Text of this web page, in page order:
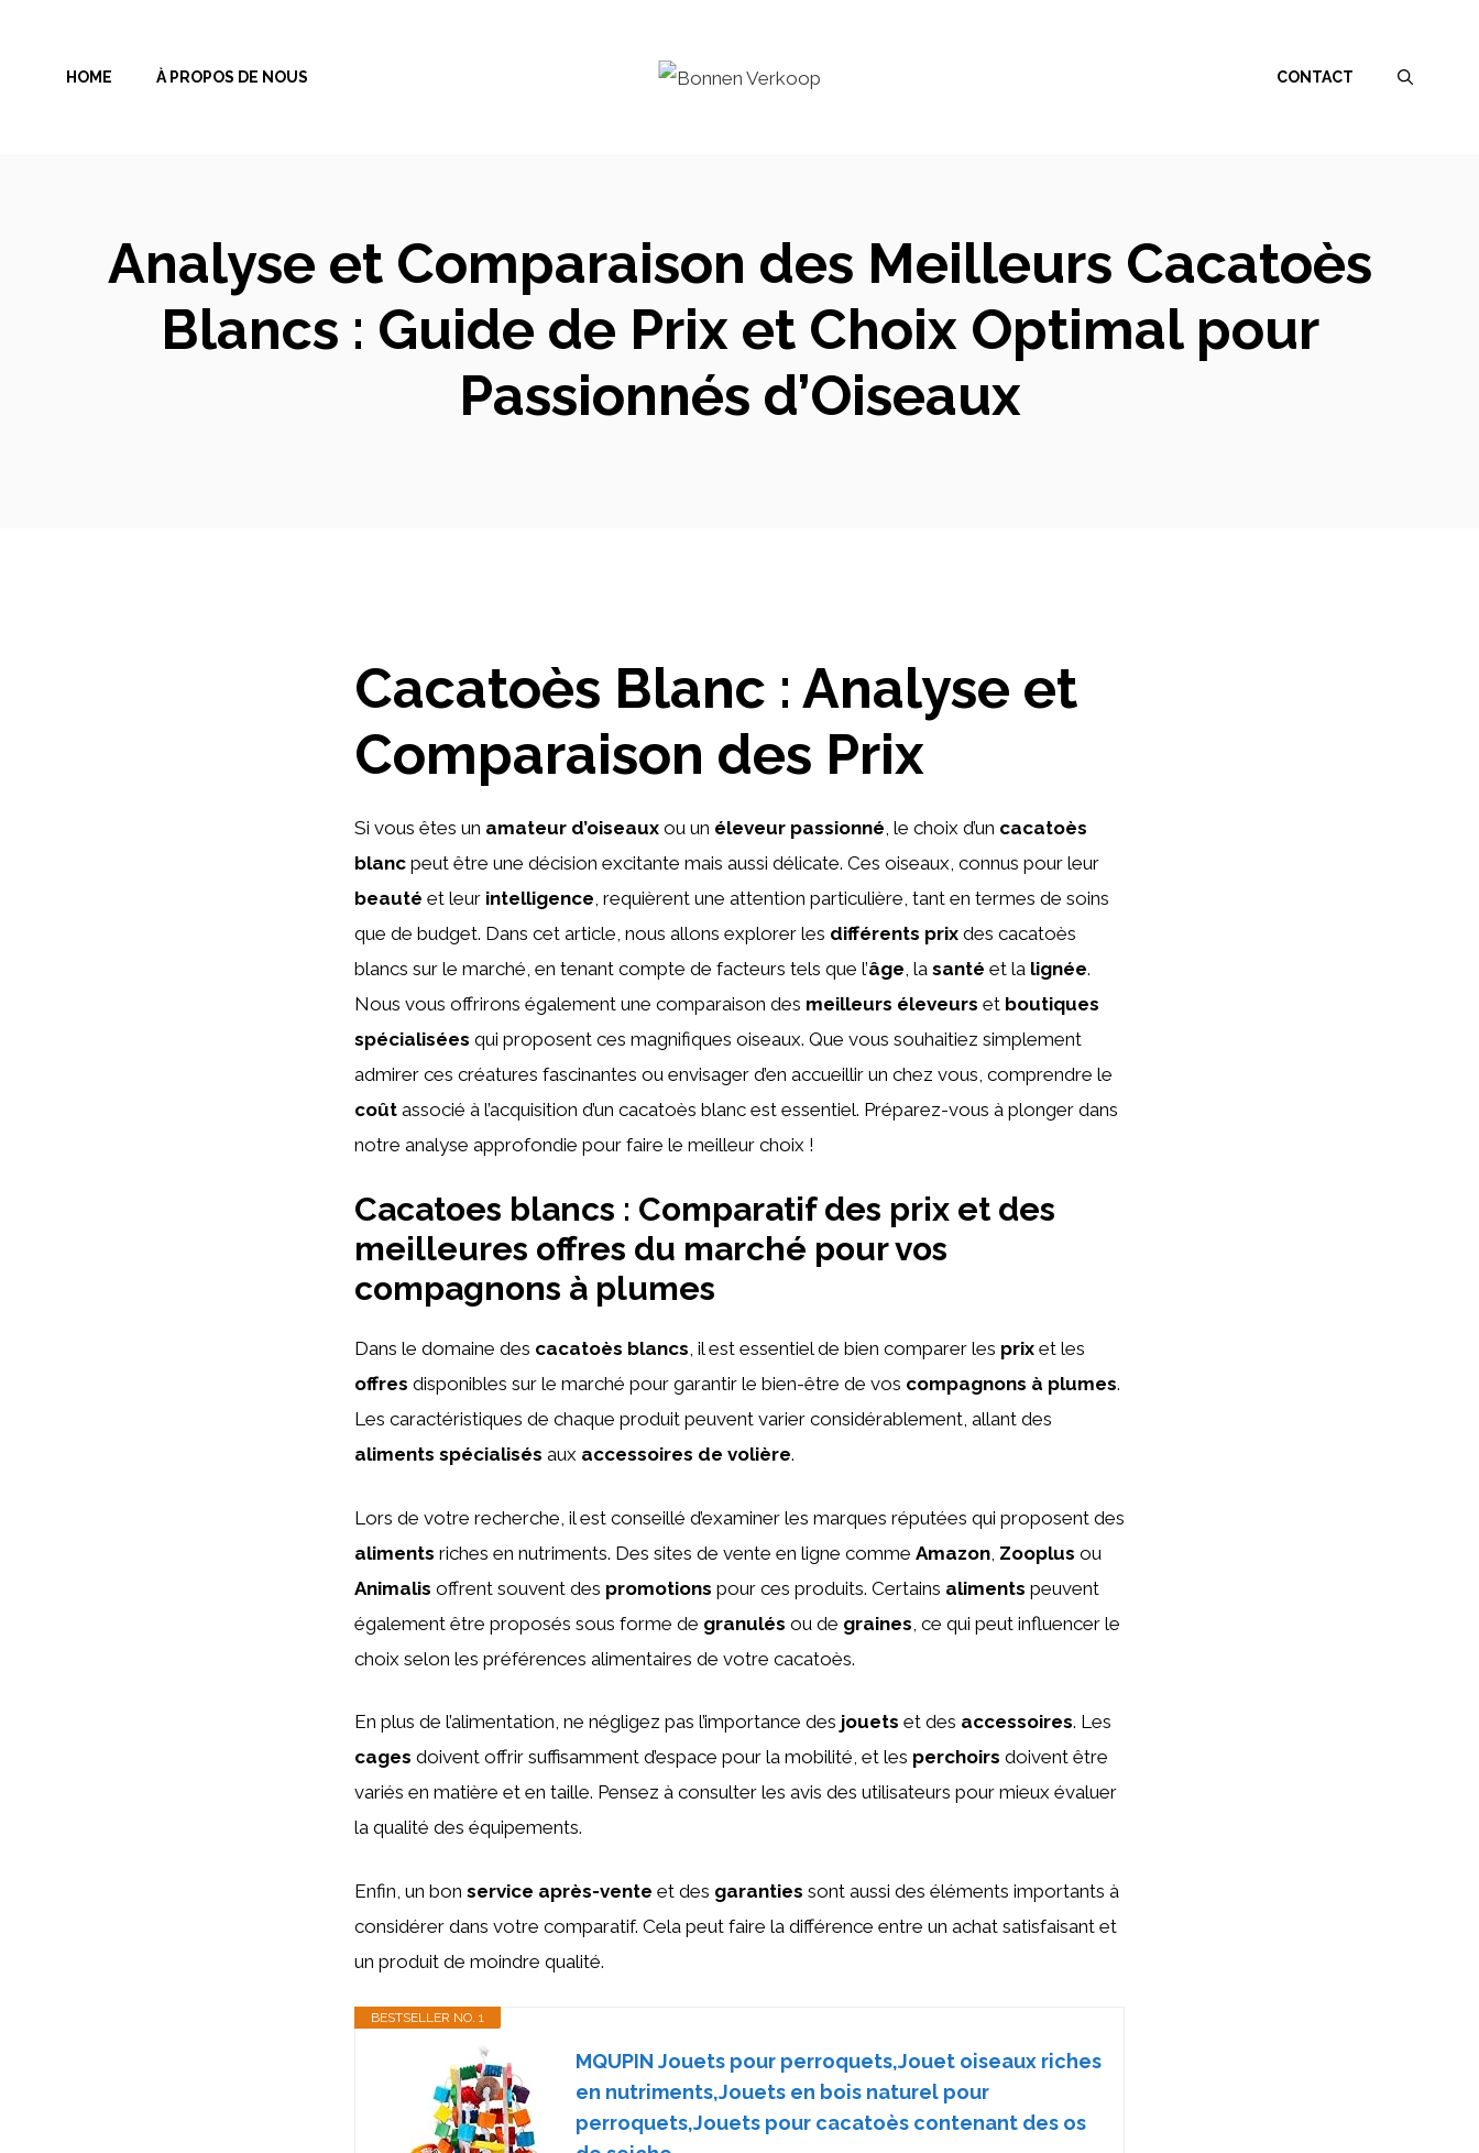
contenuHOME À PROPOS DE NOUS CONTACT
Analyse et Comparaison des Meilleurs Cacatoès
Blancs : Guide de Prix et Choix Optimal pour
Passionnés d’Oiseaux
Cacatoès Blanc : Analyse et
Comparaison des Prix
Si vous êtes un amateur d’oiseaux ou un éleveur passionné , le choix d’un cacatoès
blanc peut être une décision excitante mais aussi délicate. Ces oiseaux, connus pour leur
beauté et leur intelligence , requièrent une attention particulière, tant en termes de soins
que de budget. Dans cet article, nous allons explorer les différents prix des cacatoès
blancs sur le marché, en tenant compte de facteurs tels que l’âge , la santé et la lignée.
Nous vous offrirons également une comparaison des meilleurs éleveurs et boutiques
spécialisées qui proposent ces magnifiques oiseaux. Que vous souhaitiez simplement
admirer ces créatures fascinantes ou envisager d’en accueillir un chez vous, comprendre le
coût associé à l’acquisition d’un cacatoès blanc est essentiel. Préparez-vous à plonger dans
notre analyse approfondie pour faire le meilleur choix !
Cacatoes blancs : Comparatif des prix et des
meilleures offres du marché pour vos
compagnons à plumes
Dans le domaine des cacatoès blancs, il est essentiel de bien comparer les prix et les
offres disponibles sur le marché pour garantir le bien-être de vos compagnons à plumes.
Les caractéristiques de chaque produit peuvent varier considérablement, allant des
aliments spécialisés aux accessoires de volière.
Lors de votre recherche, il est conseillé d’examiner les marques réputées qui proposent des
aliments riches en nutriments. Des sites de vente en ligne comme Amazon Zooplus ou
Animalis offrent souvent des promotions pour ces produits. Certains aliments peuvent
également être proposés sous forme de granulés ou de graines , ce qui peut influencer le
choix selon les préférences alimentaires de votre cacatoès.
En plus de l’alimentation, ne négligez pas l’importance des jouets et des accessoires. Les
cages doivent offrir suffisamment d’espace pour la mobilité, et les perchoirs doivent être
variés en matière et en taille. Pensez à consulter les avis des utilisateurs pour mieux évaluer
la qualité des équipements.
Enfin, un bon service après-vente et des garanties sont aussi des éléments importants à
considérer dans votre comparatif. Cela peut faire la différence entre un achat satisfaisant et
un produit de moindre qualité.
BESTSELLER NO. 1
MQUPIN Jouets pour perroquets,Jouet oiseaux riches
en nutriments,Jouets en bois naturel pour
perroquets,Jouets pour cacatoès contenant des os